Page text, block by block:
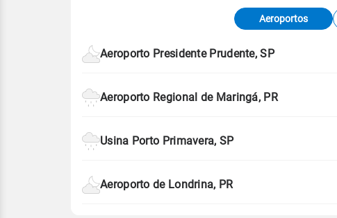
de Tempo e Estudos Climáticos (CPTEC).
Aeroportos
Aeroporto Presidente Prudente, SP
Aeroporto Regional de Maringá, PR
Usina Porto Primavera, SP
Aeroporto de Londrina, PR